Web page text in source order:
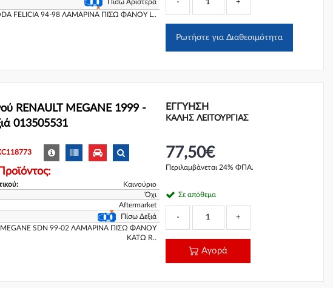
Πίσω Αριστερά
FELICIA 94-98 ΛΑΜΑΡΙΝΑ ΠΙΣΩ ΦΑΝΟΥ L..
- +
Ρωτήστε για Διαθεσιμότητα
RENAULT MEGANE 1999 -
013505531
Καινούριο
Όχι
Aftermarket
Πίσω Δεξιά
MEGANE SDN 99-02 ΛΑΜΑΡΙΝΑ ΠΙΣΩ ΦΑΝΟΥ
ΚΑΤΩ R..
ΕΓΓΎΗΣΗ
ΚΑΛΗΣ ΛΕΙΤΟΥΡΓΙΑΣ
77,50€
Περιλαμβάνεται 24% ΦΠΑ.
Σε απόθεμα
- +
Αγορά